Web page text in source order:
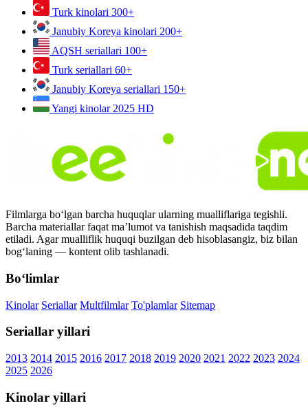
Turk kinolari 300+
Janubiy Koreya kinolari 200+
AQSH seriallari 100+
Turk seriallari 60+
Janubiy Koreya seriallari 150+
Yangi kinolar 2025 HD
Filmlarga bo‘lgan barcha huquqlar ularning mualliflariga tegishli.
Barcha materiallar faqat ma’lumot va tanishish maqsadida taqdim
etiladi. Agar mualliflik huquqi buzilgan deb hisoblasangiz, biz bilan
bog‘laning — kontent olib tashlanadi.
Bo‘limlar
Kinolar Seriallar Multfilmlar To'plamlar Sitemap
Seriallar yillari
2013 2014 2015 2016 2017 2018 2019 2020 2021 2022 2023 2024
2025 2026
Kinolar yillari